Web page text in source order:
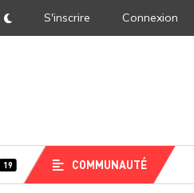
DarkMode
S'inscrire Connexion
19 COMMUNAUTÉ